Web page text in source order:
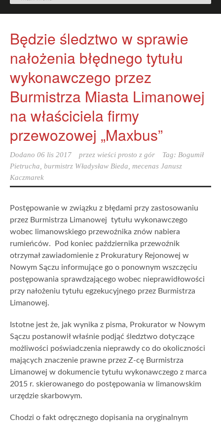
Będzie śledztwo w sprawie
nałożenia błędnego tytułu
wykonawczego przez
Burmistrza Miasta Limanowej
na właściciela firmy
przewozowej „Maxbus”
Dodano 06 lis 2017 przez wieści prosto z gór Tag: Bogumił
Pietrucha burmistrz Władysław Bieda
mecenas Janusz
Kaczmarek
Postępowanie w związku z błędami przy zastosowaniu
przez Burmistrza Limanowej tytułu wykonawczego
wobec limanowskiego przewoźnika znów nabiera
rumieńców. Pod koniec października przewoźnik
otrzymał zawiadomienie z Prokuratury Rejonowej w
Nowym Sączu informujące go o ponownym wszczęciu
postępowania sprawdzającego wobec nieprawidłowości
przy nałożeniu tytułu egzekucyjnego przez Burmistrza
Limanowej.
Istotne jest że, jak wynika z pisma, Prokurator w Nowym
Sączu postanowił właśnie podjąć śledztwo dotyczące
możliwości poświadczenia nieprawdy co do okoliczności
mających znaczenie prawne przez Z-cę Burmistrza
Limanowej w dokumencie tytułu wykonawczego z marca
2015 r. skierowanego do postępowania w limanowskim
urzędzie skarbowym.
Chodzi o fakt odręcznego dopisania na oryginalnym